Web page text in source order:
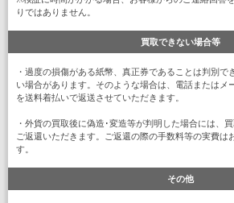
りではありません。
買取できない場合等
・過度の損傷がある紙幣、真正券であることは判別で
い場合があります。そのような場合は、電話またはメ
を送料着払いで返送させていただきます。
・外貨の買取後に偽造･変造等が判明した場合には、
ご返還いただきます。ご返還の際の手数料等の実費は
す。
その他